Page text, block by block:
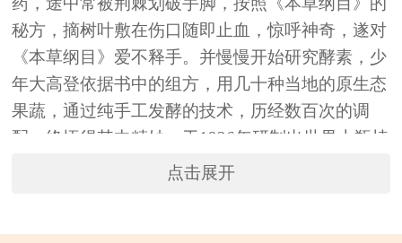
秘方，摘树叶敷在伤口随即止血，惊呼神奇，遂对
《本草纲目》爱不释手。并慢慢开始研究酵素，少
年大高登依据书中的组方，用几十种当地的原生态
果蔬，通过纯手工发酵的技术，历经数百次的调
配，终悟得其中精妙，于1926年研制出世界上瓶植
物发酵饮料，大高登先生将酵素献给体弱的母亲并
点击展开